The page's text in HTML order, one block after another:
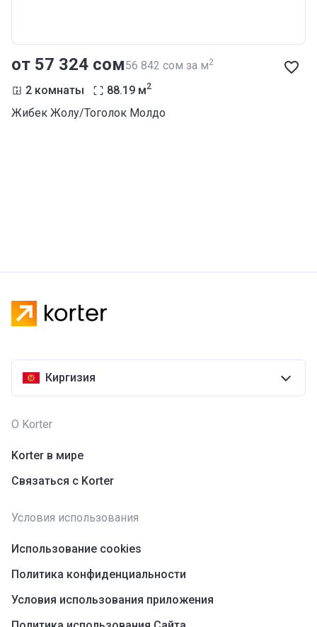
от ‍57 324 сом‍56 842 сом за м2
2 комнаты 88.19 м2
Жибек Жолу/Тоголок Молдо
Киргизия
О Korter
Korter в мире
Связаться с Korter
Условия использования
Использование cookies
Политика конфиденциальности
Условия использования приложения